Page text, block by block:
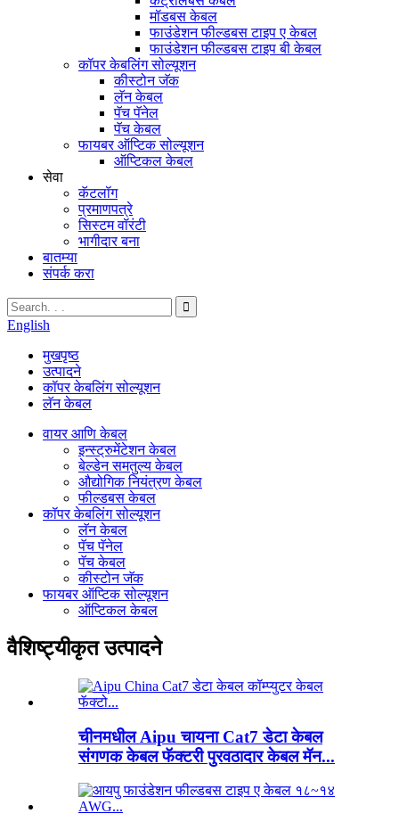
मॉडबस केबल
फाउंडेशन फील्डबस टाइप ए केबल
फाउंडेशन फील्डबस टाइप बी केबल
कॉपर केबलिंग सोल्यूशन
कीस्टोन जॅक
लॅन केबल
पॅच पॅनेल
पॅच केबल
फायबर ऑप्टिक सोल्यूशन
ऑप्टिकल केबल
सेवा
कॅटलॉग
प्रमाणपत्रे
सिस्टम वॉरंटी
भागीदार बना
बातम्या
संपर्क करा
English
मुखपृष्ठ
उत्पादने
कॉपर केबलिंग सोल्यूशन
लॅन केबल
वायर आणि केबल
इन्स्ट्रुमेंटेशन केबल
बेल्डेन समतुल्य केबल
औद्योगिक नियंत्रण केबल
फील्डबस केबल
कॉपर केबलिंग सोल्यूशन
लॅन केबल
पॅच पॅनेल
पॅच केबल
कीस्टोन जॅक
फायबर ऑप्टिक सोल्यूशन
ऑप्टिकल केबल
वैशिष्ट्यीकृत उत्पादने
चीनमधील Aipu चायना Cat7 डेटा केबल
संगणक केबल फॅक्टरी पुरवठादार केबल मॅन...